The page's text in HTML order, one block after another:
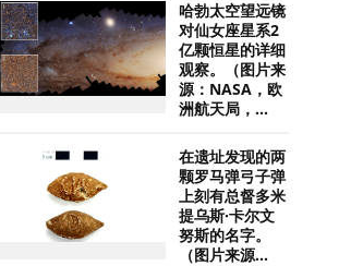
哈勃太空望远镜
对仙女座星系2
亿颗恒星的详细
观察。（图片来
源：NASA，欧
洲航天局，...
在遗址发现的两
颗罗马弹弓子弹
上刻有总督多米
提乌斯·卡尔文
努斯的名字。
（图片来源...